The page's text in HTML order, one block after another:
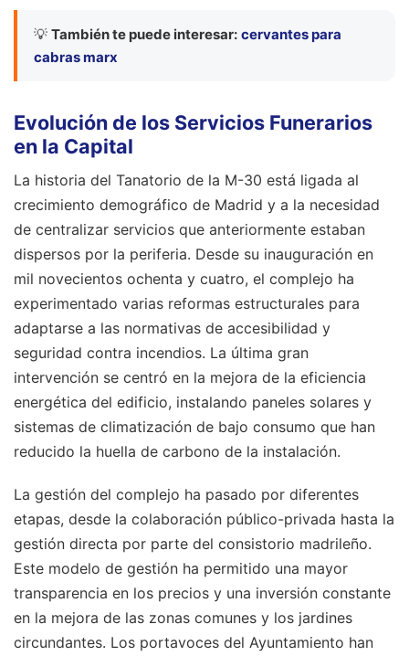
💡 También te puede interesar: cervantes para
cabras marx
Evolución de los Servicios Funerarios
en la Capital
La historia del Tanatorio de la M-30 está ligada al
crecimiento demográfico de Madrid y a la necesidad
de centralizar servicios que anteriormente estaban
dispersos por la periferia. Desde su inauguración en
mil novecientos ochenta y cuatro, el complejo ha
experimentado varias reformas estructurales para
adaptarse a las normativas de accesibilidad y
seguridad contra incendios. La última gran
intervención se centró en la mejora de la eficiencia
energética del edificio, instalando paneles solares y
sistemas de climatización de bajo consumo que han
reducido la huella de carbono de la instalación.
La gestión del complejo ha pasado por diferentes
etapas, desde la colaboración público-privada hasta la
gestión directa por parte del consistorio madrileño.
Este modelo de gestión ha permitido una mayor
transparencia en los precios y una inversión constante
en la mejora de las zonas comunes y los jardines
circundantes. Los portavoces del Ayuntamiento han